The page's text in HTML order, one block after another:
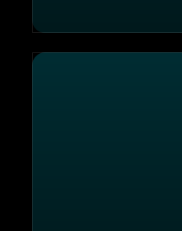
Clueless - Was sonst!